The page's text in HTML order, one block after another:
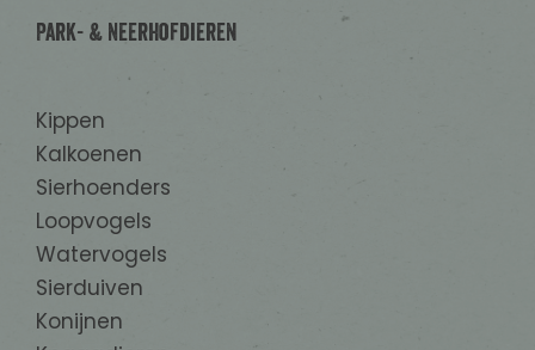
Park- & Neerhofdieren
Kippen
Kalkoenen
Sierhoenders
Loopvogels
Watervogels
Sierduiven
Konijnen